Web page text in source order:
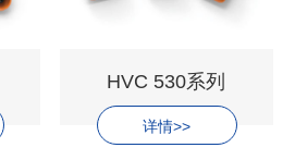
HVC 530系列
详情>>